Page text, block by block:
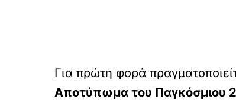
Για πρώτη φορά
Αποτύπωμα του Παγκόσμιου